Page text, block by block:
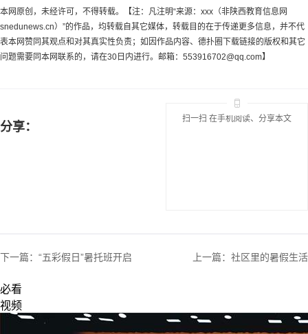
本网原创，未经许可，不得转载。【注：凡注明“来源：xxx（非陕西教育信息网
snedunews.cn）”的作品，均转载自其它媒体，转载目的在于传递更多信息，并不代
表本网赞同其观点和对其真实性负责；如因作品内容、德扑圈下载链接的版权和其它
问题需要同本网联系的，请在30日内进行。邮箱： 553916702@qq.com】
分享：
扫一扫 在手机阅读、分享本文
上一篇： 社区里的暑假生活
下一篇： “五彩假日”暑托班开启
必看
视频